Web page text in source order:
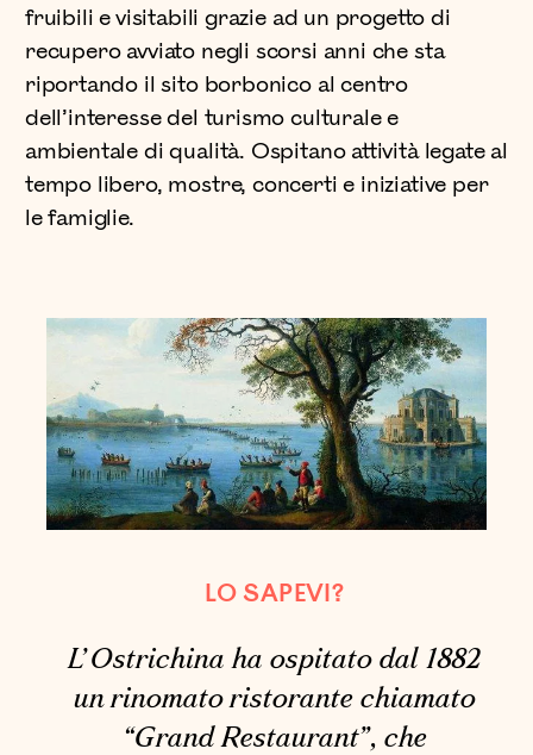
fruibili e visitabili grazie ad un progetto di
recupero avviato negli scorsi anni che sta
riportando il sito borbonico al centro
dell’interesse del turismo culturale e
ambientale di qualità. Ospitano attività legate al
tempo libero, mostre, concerti e iniziative per
le famiglie.
LO SAPEVI?
L’Ostrichina ha ospitato dal 1882
un rinomato ristorante chiamato
“Grand Restaurant”, che